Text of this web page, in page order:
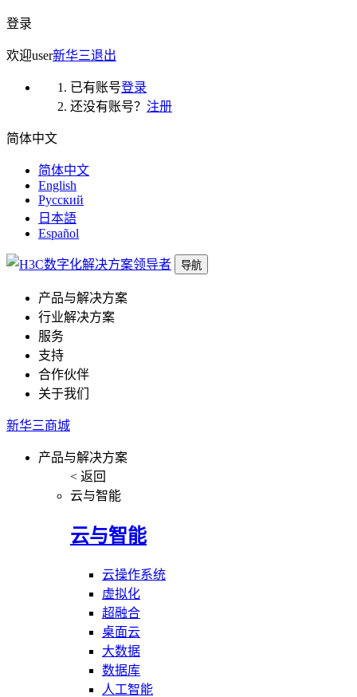
登录
欢迎user新华三退出
已有账号登录
还没有账号？ 注册
简体中文
简体中文
English
Русский
日本語
Español
导航
产品与解决方案
行业解决方案
服务
支持
合作伙伴
关于我们
新华三商城
产品与解决方案
< 返回
云与智能
云与智能
云操作系统
虚拟化
超融合
桌面云
大数据
数据库
人工智能